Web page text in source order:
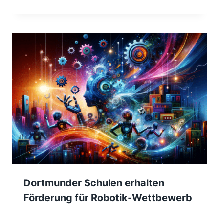
Dortmunder Schulen erhalten
Förderung für Robotik-Wettbewerb